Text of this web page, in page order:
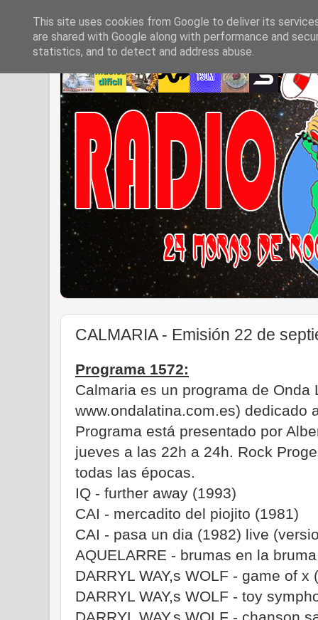
CALMARIA - Emisión 22 de
Programa 1572:
Calmaria es un programa de Onda
www.ondalatina.com.es) dedicado
Programa está presentado por
jueves a las 22h a 24h. Rock
todas las épocas.
IQ - further away (1993)
CAI - mercadito del piojito (1981)
CAI - pasa un dia (1982) live
AQUELARRE - brumas en la
DARRYL WAY,s WOLF - game of x
DARRYL WAY,s WOLF - toy
This site uses cookies from Google to deliver its
are shared with Google along with performance and
statistics, and to detect and address abuse.